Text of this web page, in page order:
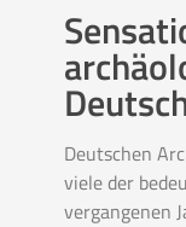
Deutschen
viele der
vergangenen